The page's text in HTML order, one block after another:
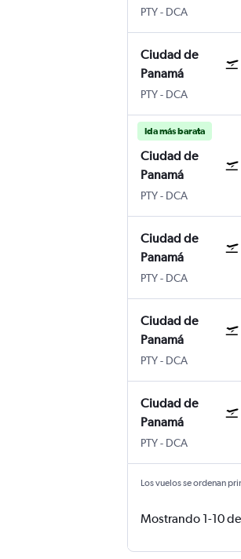
PTYCiudad de
- DCA
Ciudad de
Panamá
PTYCiudad de
- DCA
Ida más barata
Ciudad de
Panamá
PTYCiudad de
- DCA
Ciudad de
Panamá
PTYCiudad de
- DCA
Ciudad de
Panamá
PTYCiudad de
- DCA
Ciudad de
Panamá
PTYCiudad de
- DCA
Los vuelos se ordenan
Mostrando 1-10